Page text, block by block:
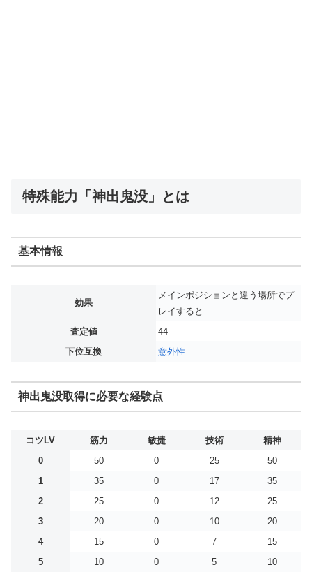
特殊能力「神出鬼没」とは
基本情報
効果
メインポジションと違う場所でプ
レイすると…
査定値
44
下位互換
意外性
神出鬼没取得に必要な経験点
コツLV 筋力 敏捷 技術
精神
0
50 0 25
50
1
35 0 17
35
2
25 0 12
25
3
20 0 10
20
4
15 0 7
15
5
10 0 5 10